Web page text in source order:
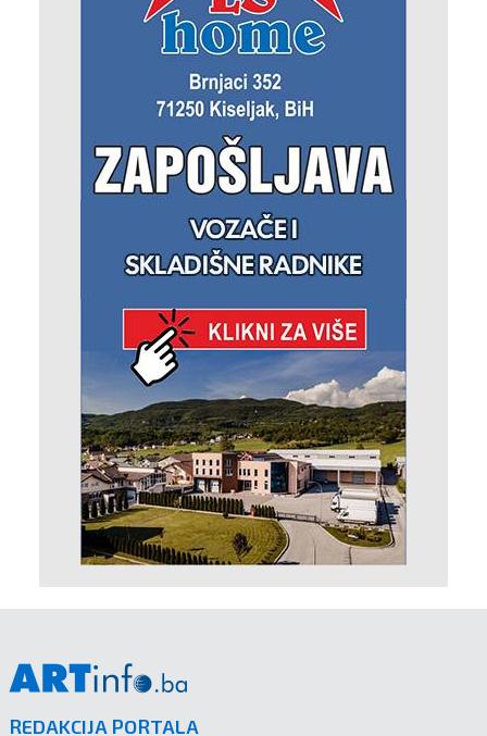
REDAKCIJA PORTALA